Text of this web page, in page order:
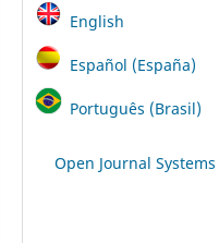
English
Español (España)
Português (Brasil)
Open Journal Systems